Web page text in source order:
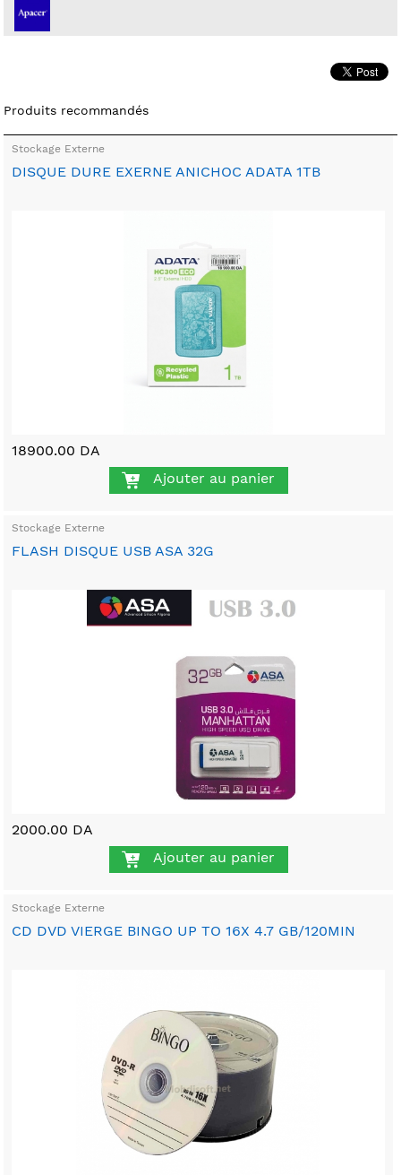
Produits recommandés
Stockage Externe
DISQUE DURE EXERNE ANICHOC ADATA 1TB
18900.00 DA
Ajouter au panier
Stockage Externe
FLASH DISQUE USB ASA 32G
2000.00 DA
Ajouter au panier
Stockage Externe
CD DVD VIERGE BINGO UP TO 16X 4.7 GB/120MIN